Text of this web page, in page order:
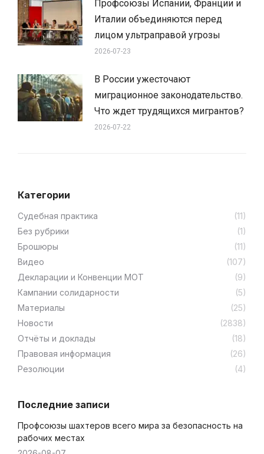
Профсоюзы Испании, Франции и
Италии объединяются перед
лицом ультраправой угрозы
2026-07-23
В России ужесточают
миграционное законодательство.
Что ждет трудящихся мигрантов?
2026-07-22
Категории
Cудебная практика
(11)
Без рубрики
(1)
Брошюры
(11)
Видео
(107)
Декларации и Конвенции МОТ
(9)
Кампании солидарности
(5)
Материалы
(25)
Новости
(2838)
Отчёты и доклады
(18)
Правовая информация
(26)
Резолюции
(4)
Последние записи
Профсоюзы шахтеров всего мира за безопасность на
рабочих местах